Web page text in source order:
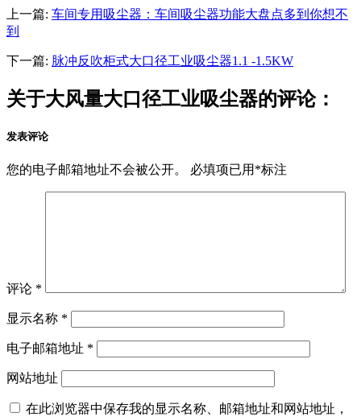
上一篇: 车间专用吸尘器：车间吸尘器功能大盘点多到你想不
到
下一篇: 脉冲反吹柜式大口径工业吸尘器1.1 -1.5KW
关于大风量大口径工业吸尘器的评论：
发表评论
您的电子邮箱地址不会被公开。 必填项已用 *标注
评论 *
显示名称 *
电子邮箱地址 *
网站地址
在此浏览器中保存我的显示名称、邮箱地址和网站地址，